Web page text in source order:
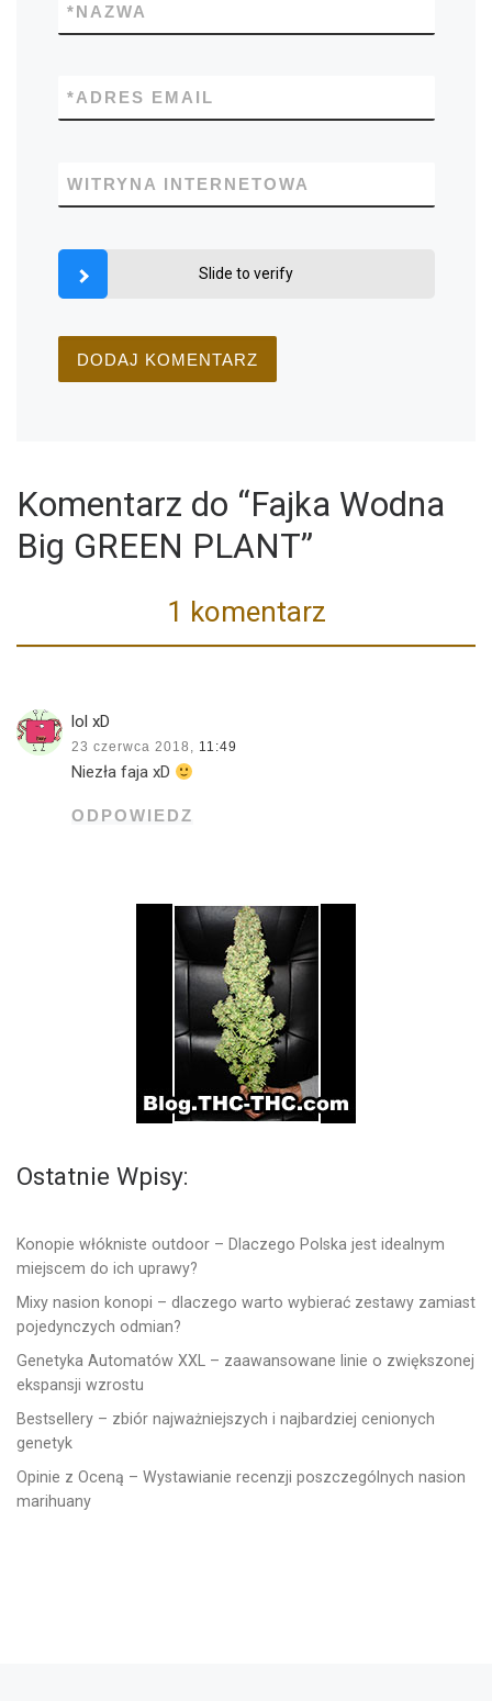
NAZWA
*
ADRES EMAIL
*
WITRYNA INTERNETOWA
Slide to verify
Komentarz do “Fajka Wodna
Big GREEN PLANT”
1 komentarz
lol xD
23 czerwca 2018, 11:49
Niezła faja xD
ODPOWIEDZ
Ostatnie Wpisy:
Konopie włókniste outdoor – Dlaczego Polska jest idealnym
miejscem do ich uprawy?
Mixy nasion konopi – dlaczego warto wybierać zestawy zamiast
pojedynczych odmian?
Genetyka Automatów XXL – zaawansowane linie o zwiększonej
ekspansji wzrostu
Bestsellery – zbiór najważniejszych i najbardziej cenionych
genetyk
Opinie z Oceną – Wystawianie recenzji poszczególnych nasion
marihuany